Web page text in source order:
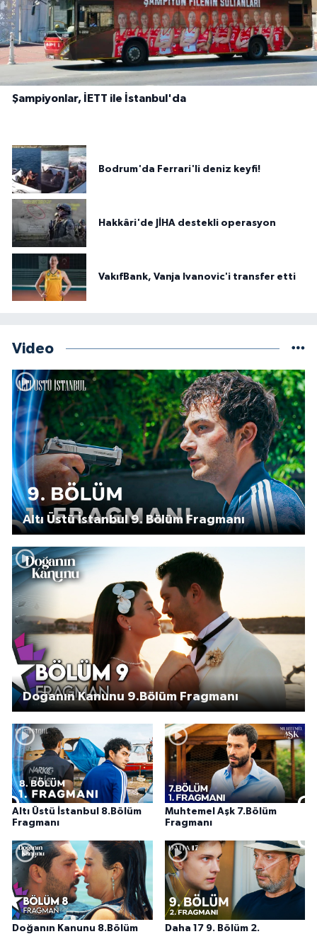
Şampiyonlar, İETT ile İstanbul'da
Bodrum'da Ferrari'li deniz keyfi!
Hakkâri'de JİHA destekli operasyon
VakıfBank, Vanja Ivanovic'i transfer etti
Video
Altı Üstü İstanbul 9. Bölüm Fragmanı
Doğanın Kanunu 9.Bölüm Fragmanı
Altı Üstü İstanbul 8.Bölüm
Fragmanı
Muhtemel Aşk 7.Bölüm
Fragmanı
Doğanın Kanunu 8.Bölüm
Daha 17 9. Bölüm 2.